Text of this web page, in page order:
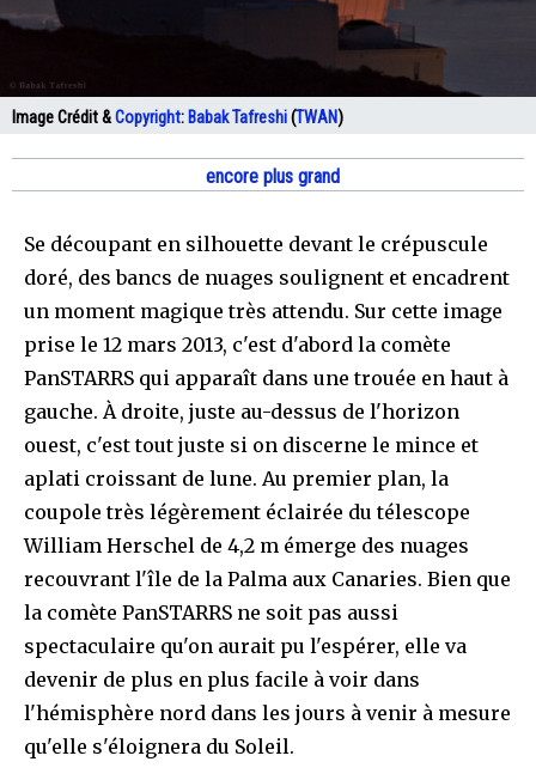
Image Crédit &Copyright: Babak Tafreshi(TWAN)
encore plus grand
Se découpant en silhouette devant le crépuscule
doré, des bancs de nuages soulignent et encadrent
un moment magique très attendu. Sur cette image
prise le 12 mars 2013, c'est d'abord la comète
PanSTARRS qui apparaît dans une trouée en haut à
gauche. À droite, juste au-dessus de l'horizon
ouest, c'est tout juste si on discerne le mince et
aplati croissant de lune. Au premier plan, la
coupole très légèrement éclairée du télescope
William Herschel de 4,2 m émerge des nuages
recouvrant l'île de la Palma aux Canaries. Bien que
la comète PanSTARRS ne soit pas aussi
spectaculaire qu'on aurait pu l'espérer, elle va
devenir de plus en plus facile à voir dans
l'hémisphère nord dans les jours à venir à mesure
qu'elle s'éloignera du Soleil.